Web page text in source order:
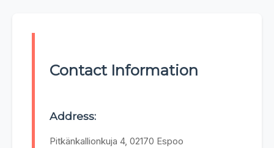
Contact Information
Address:
Pitkänkallionkuja 4, 02170 Espoo